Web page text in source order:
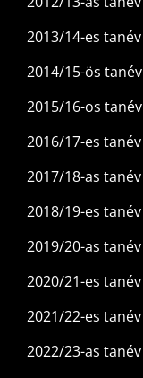
2013/14-es tanév
2014/15-ös tanév
2015/16-os tanév
2016/17-es tanév
2017/18-as tanév
2018/19-es tanév
2019/20-as tanév
2020/21-es tanév
2021/22-es tanév
2022/23-as tanév